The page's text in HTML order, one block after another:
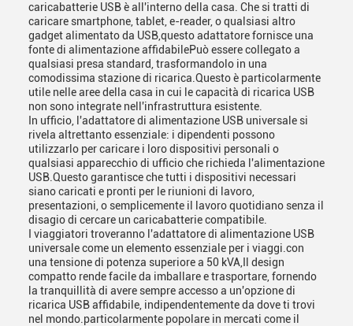
caricabatterie USB è all'interno della casa. Che si tratti di
caricare smartphone, tablet, e-reader, o qualsiasi altro
gadget alimentato da USB,questo adattatore fornisce una
fonte di alimentazione affidabilePuò essere collegato a
qualsiasi presa standard, trasformandolo in una
comodissima stazione di ricarica.Questo è particolarmente
utile nelle aree della casa in cui le capacità di ricarica USB
non sono integrate nell'infrastruttura esistente.
In ufficio, l'adattatore di alimentazione USB universale si
rivela altrettanto essenziale: i dipendenti possono
utilizzarlo per caricare i loro dispositivi personali o
qualsiasi apparecchio di ufficio che richieda l'alimentazione
USB.Questo garantisce che tutti i dispositivi necessari
siano caricati e pronti per le riunioni di lavoro,
presentazioni, o semplicemente il lavoro quotidiano senza il
disagio di cercare un caricabatterie compatibile.
I viaggiatori troveranno l'adattatore di alimentazione USB
universale come un elemento essenziale per i viaggi.con
una tensione di potenza superiore a 50 kVA,Il design
compatto rende facile da imballare e trasportare, fornendo
la tranquillità di avere sempre accesso a un'opzione di
ricarica USB affidabile, indipendentemente da dove ti trovi
nel mondo.particolarmente popolare in mercati come il